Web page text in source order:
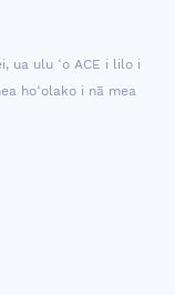
ua ulu ʻo ACE i lilo i
hoʻolako i nā mea